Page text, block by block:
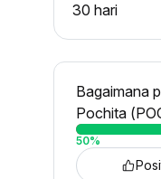
30 hari
Bagaimana
Pochita
50%